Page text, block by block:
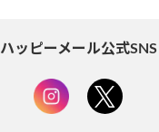
ハッピーメール公式SNS